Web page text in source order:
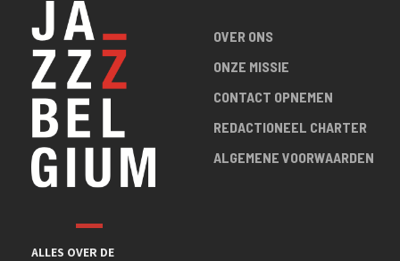
ALLES OVER DE
OVER ONS
ONZE MISSIE
CONTACT OPNEMEN
REDACTIONEEL CHARTER
ALGEMENE VOORWAARDEN